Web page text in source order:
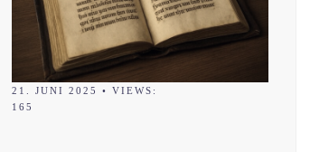
21. JUNI 2025 • VIEWS:
165